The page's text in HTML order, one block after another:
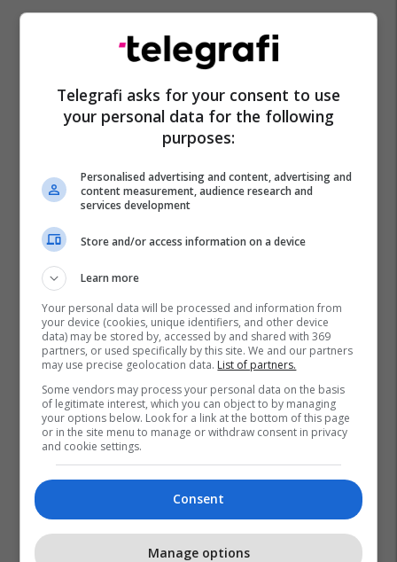
Prizren Albian Osmanaj
Telegrafi asks for your consent to use
your personal data for the following
purposes:
Personalised advertising and content, advertising and
content measurement, audience research and
services development
Store and/or access information on a device
Learn more
Your personal data will be processed and information from
your device (cookies, unique identifiers, and other device
data) may be stored by, accessed by and shared with 369
partners, or used specifically by this site. We and our partners
may use precise geolocation data. List of partners.
Some vendors may process your personal data on the basis
of legitimate interest, which you can object to by managing
your options below. Look for a link at the bottom of this page
or in the site menu to manage or withdraw consent in privacy
and cookie settings.
Consent
Manage options